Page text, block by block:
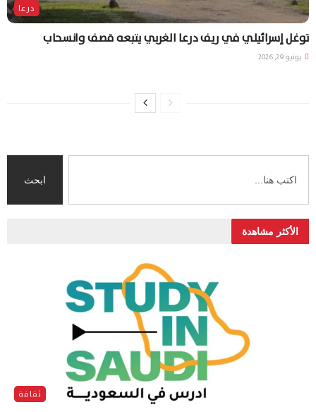
درعا
توغل إسرائيلي في ريف درعا الغربي يتبعه قصف وانسحاب
يونيو 29, 2026
ابحث
الأكثر مشاهدة
ثقافة